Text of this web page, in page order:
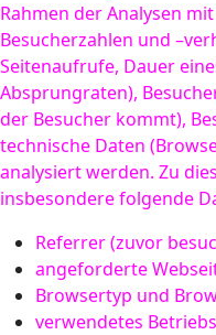
Rahmen der Analysen
Besucherzahlen und
Seitenaufrufe, Dauer
Absprungraten),
der Besucher kommt),
technische Daten
analysiert werden. Zu
insbesondere folgende
Referrer (zuvor
angeforderte
Browsertyp und
verwendetes